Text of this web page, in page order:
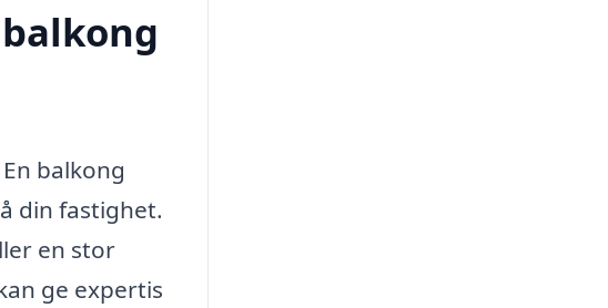
balkong
din fastighet.
en stor
ge expertis